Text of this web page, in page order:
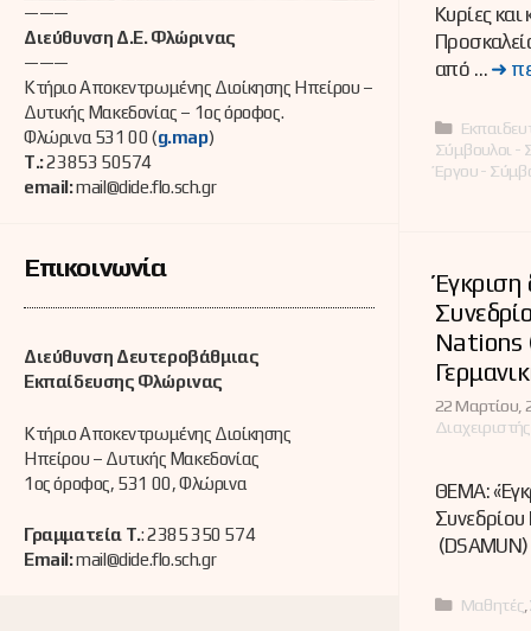
Κυρίες και
από … ➜
Σύμβουλοι -
Έργου -
Έγκριση
Nations
22 Μαρτίου,
ΘΕΜΑ:
Μαθητές
———
Διεύθυνση Δ.Ε. Φλώρινας
———
Κτήριο Αποκεντρωμένης Διοίκησης Ηπείρου –
Δυτικής Μακεδονίας – 1ος όροφος.
Φλώρινα 531 00 (g.map)
Τ.:23853 50574
email:mail@dide.flo.sch.gr
Επικοινωνία
Διεύθυνση Δευτεροβάθμιας
Εκπαίδευσης Φλώρινας
Κτήριο Αποκεντρωμένης Διοίκησης
Ηπείρου – Δυτικής Μακεδονίας
1ος όροφος, 531 00, Φλώρινα
Γραμματεία Τ.: 2385 350 574
Email:mail@dide.flo.sch.gr